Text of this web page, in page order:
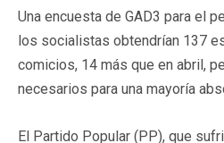
Una encuesta de GAD3 para el
los socialistas obtendrían 137
comicios, 14 más que en abril,
necesarios para una mayoría
El Partido Popular (PP), que